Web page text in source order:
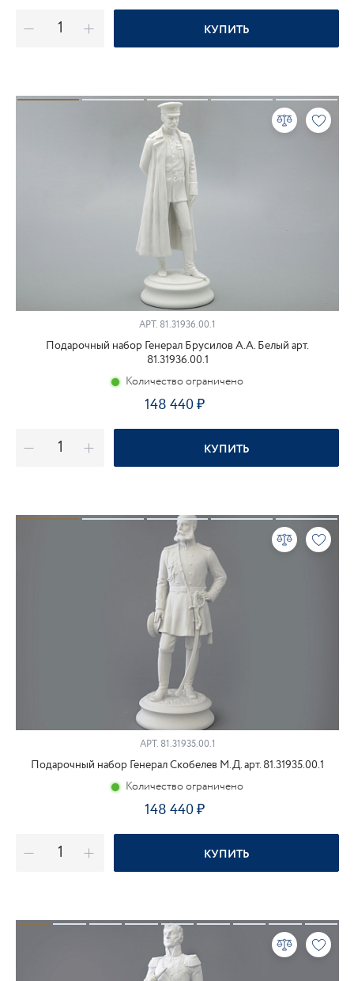
КУПИТЬ
АРТ. 81.31936.00.1
Подарочный набор Генерал Брусилов А.А. Белый арт.
81.31936.00.1
Количество ограничено
148 440
КУПИТЬ
АРТ.81.31935.00.1
Подарочный набор Генерал Скобелев М.Д. арт. 81.31935.00.1
Количество ограничено
148 440
КУПИТЬ